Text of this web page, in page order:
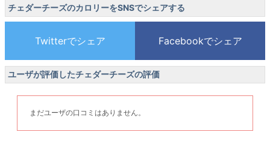
チェダーチーズのカロリーをSNSでシェアする
ユーザが評価したチェダーチーズの評価
まだユーザの口コミはありません。